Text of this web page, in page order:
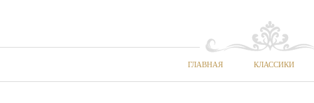
ГЛАВНАЯ КЛАССИКИ